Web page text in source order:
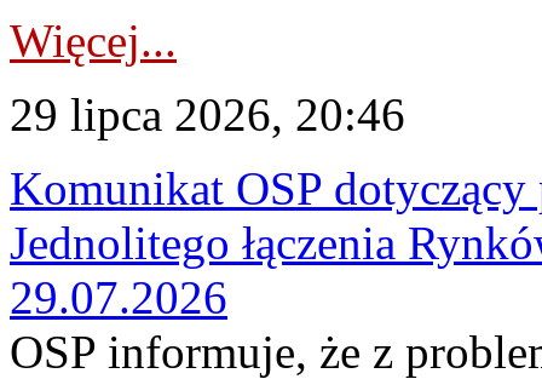
Więcej...
29 lipca 2026, 20:46
Komunikat OSP
Jednolitego łączenia
29.07.2026
OSP informuje, że z